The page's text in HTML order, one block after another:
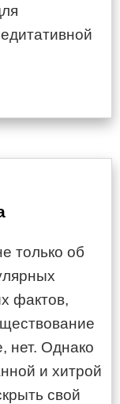
только об
фактов,
нет. Однако
и хитрой
свой